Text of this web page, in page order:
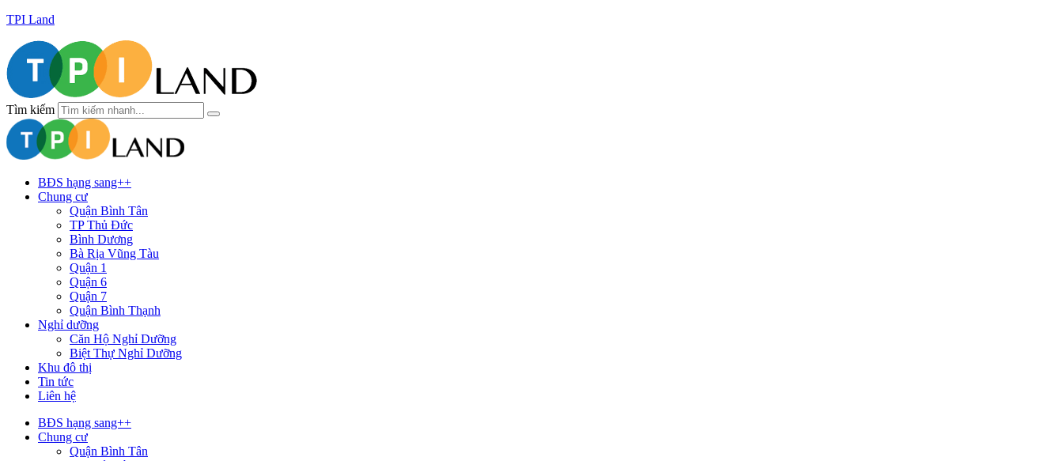
TPI Land
Tìm kiếm
BĐS hạng sang++
Chung cư
Quận Bình Tân
TP Thủ Đức
Bình Dương
Bà Rịa Vũng Tàu
Quận 1
Quận 6
Quận 7
Quận Bình Thạnh
Nghỉ dưỡng
Căn Hộ Nghỉ Dưỡng
Biệt Thự Nghỉ Dưỡng
Khu đô thị
Tin tức
Liên hệ
BĐS hạng sang++
Chung cư
Quận Bình Tân